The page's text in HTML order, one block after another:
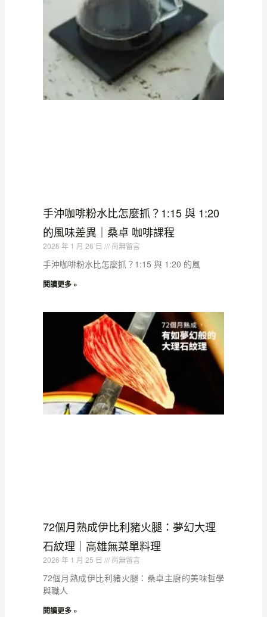
手沖咖啡粉水比怎麼抓？1:15 與 1:20
的風味差異｜桑卓 咖啡課程
2026 年 1 月 26 日 尚無留言
手沖咖啡粉水比怎麼抓？1:15 與 1:20 的風
閱讀更多 »
72個月熟成伊比利豬火腿：夢幻大理
石紋理｜高雄無菜單料理
2026 年 1 月 25 日 尚無留言
72個月熟成伊比利豬火腿：桑卓主廚的美味哲學
與職人
閱讀更多 »